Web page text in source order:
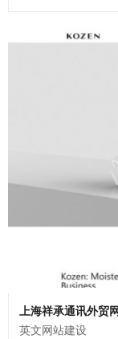
上海祥承通讯外贸